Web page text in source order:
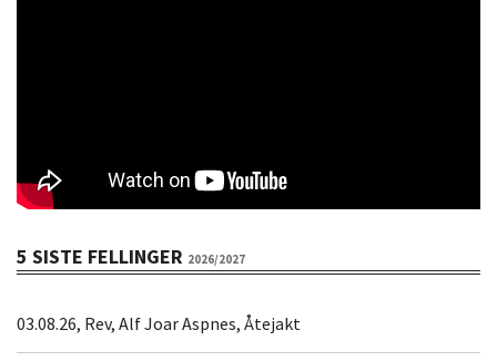
5 SISTE FELLINGER 2026/2027
03.08.26, Rev, Alf Joar Aspnes, Åtejakt